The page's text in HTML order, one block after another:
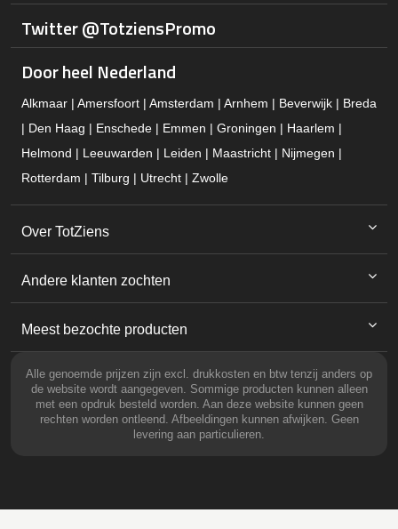
Twitter @TotziensPromo
Door heel Nederland
Alkmaar | Amersfoort | Amsterdam | Arnhem | Beverwijk | Breda
| Den Haag | Enschede | Emmen | Groningen | Haarlem |
Helmond | Leeuwarden | Leiden | Maastricht | Nijmegen |
Rotterdam | Tilburg | Utrecht | Zwolle
Over TotZiens
Andere klanten zochten
Meest bezochte producten
Alle genoemde prijzen zijn excl. drukkosten en btw tenzij anders op
de website wordt aangegeven. Sommige producten kunnen alleen
met een opdruk besteld worden. Aan deze website kunnen geen
rechten worden ontleend. Afbeeldingen kunnen afwijken. Geen
levering aan particulieren.